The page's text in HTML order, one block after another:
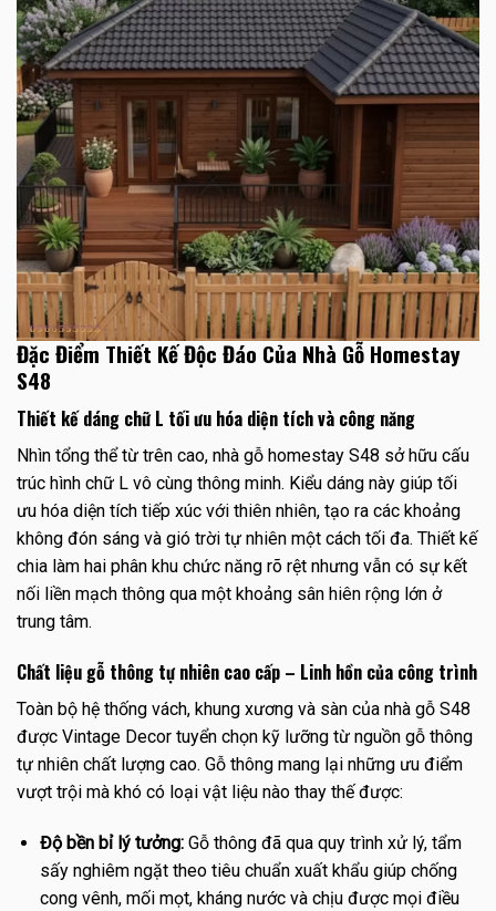
Đặc Điểm Thiết Kế Độc Đáo Của Nhà Gỗ Homestay
S48
Thiết kế dáng chữ L tối ưu hóa diện tích và công năng
Nhìn tổng thể từ trên cao, nhà gỗ homestay S48 sở hữu cấu
trúc hình chữ L vô cùng thông minh. Kiểu dáng này giúp tối
ưu hóa diện tích tiếp xúc với thiên nhiên, tạo ra các khoảng
không đón sáng và gió trời tự nhiên một cách tối đa. Thiết kế
chia làm hai phân khu chức năng rõ rệt nhưng vẫn có sự kết
nối liền mạch thông qua một khoảng sân hiên rộng lớn ở
trung tâm.
Chất liệu gỗ thông tự nhiên cao cấp – Linh hồn của công trình
Toàn bộ hệ thống vách, khung xương và sàn của nhà gỗ S48
được Vintage Decor tuyển chọn kỹ lưỡng từ nguồn gỗ thông
tự nhiên chất lượng cao. Gỗ thông mang lại những ưu điểm
vượt trội mà khó có loại vật liệu nào thay thế được:
Độ bền bỉ lý tưởng:Gỗ thông đã qua quy trình xử lý, tẩm
sấy nghiêm ngặt theo tiêu chuẩn xuất khẩu giúp chống
cong vênh, mối mọt, kháng nước và chịu được mọi điều